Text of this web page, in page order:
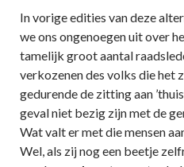
In vorige edities van deze
we ons ongenoegen uit over
tamelijk groot aantal
verkozenen des volks die het
gedurende de zitting aan
geval niet bezig zijn met de
Wat valt er met die mensen
Wel, als zij nog een beetje